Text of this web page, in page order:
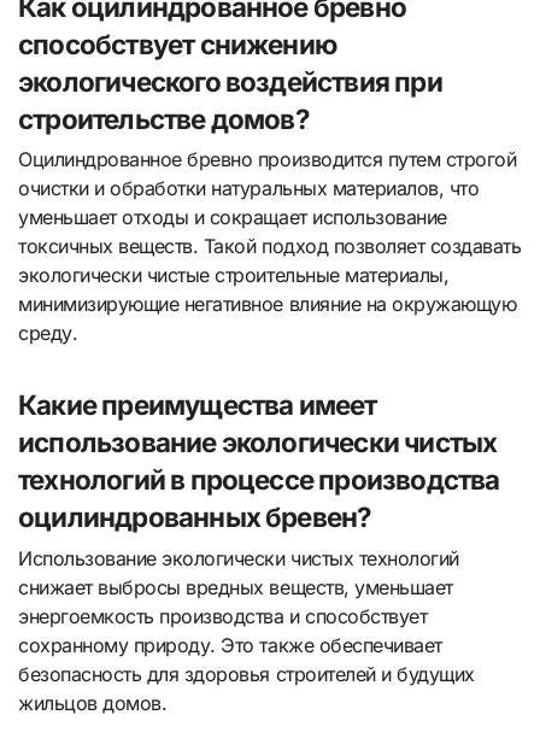
Как оцилиндрованное бревно
способствует снижению
экологического воздействия при
строительстве домов?
Оцилиндрованное бревно производится путем строгой
очистки и обработки натуральных материалов, что
уменьшает отходы и сокращает использование
токсичных веществ. Такой подход позволяет создавать
экологически чистые строительные материалы,
минимизирующие негативное влияние на окружающую
среду.
Какие преимущества имеет
использование экологически чистых
технологий в процессе производства
оцилиндрованных бревен?
Использование экологически чистых технологий
снижает выбросы вредных веществ, уменьшает
энергоемкость производства и способствует
сохранному природу. Это также обеспечивает
безопасность для здоровья строителей и будущих
жильцов домов.